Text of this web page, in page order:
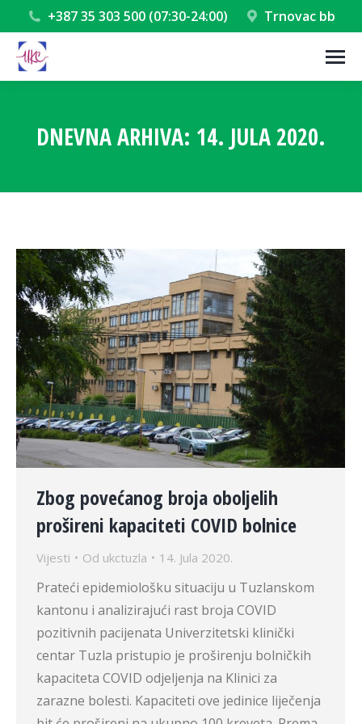
+387 35 303 500 (07:30-24:00) Trnovac bb
DNEVNA ARHIVA: 14. JULA 2020.
Zbog povećanog broja oboljelih
prošireni kapaciteti COVID bolnice
Vijesti Od ukctuzla 14. Jula 2020.
Prateći epidemiološku situaciju u Tuzlanskom
kantonu i analizirajući rast broja COVID
pozitivnih pacijenata Univerzitetski klinički
centar Tuzla pristupio je proširenju bolničkih
kapaciteta COVID odjeljenja na Klinici za
zarazne bolesti. Kapaciteti ove jedinice liječenja